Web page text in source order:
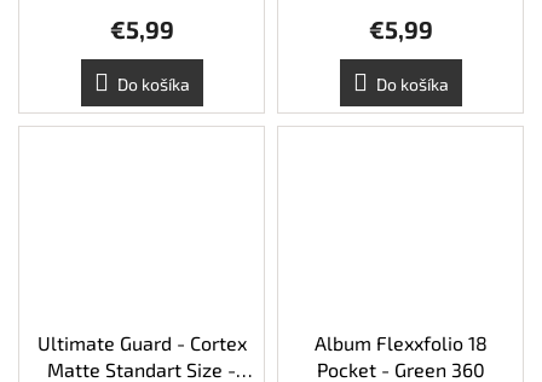
€5,99
Do košíka
€5,99
Do košíka
Ultimate Guard - Cortex
Matte Standart Size -
Album Flexxfolio 18
Pocket - Green 360